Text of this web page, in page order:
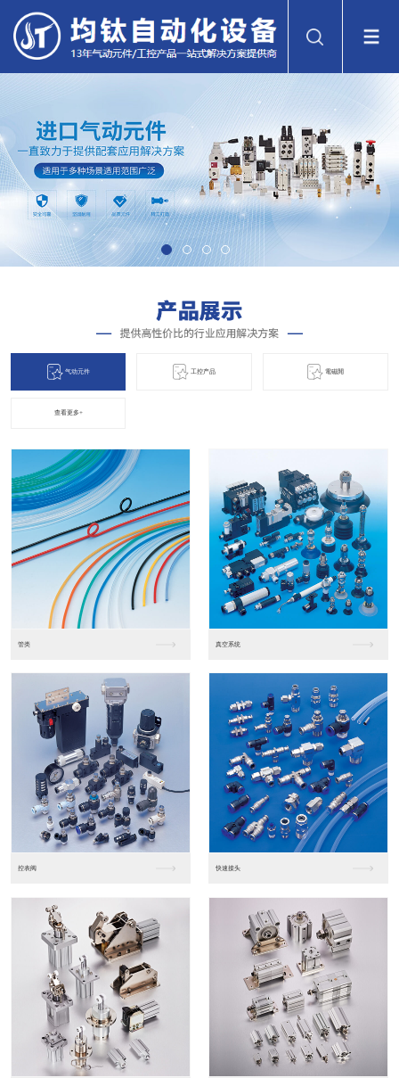
气动元件 工控产品 電磁閞
查看更多+
进口松下PLC2 进口松下PLC
东莞松下PLC 松下人机界面GT07